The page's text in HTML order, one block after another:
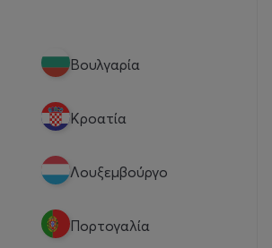
Βουλγαρία
Κροατία
Λουξεμβούργο
Πορτογαλία